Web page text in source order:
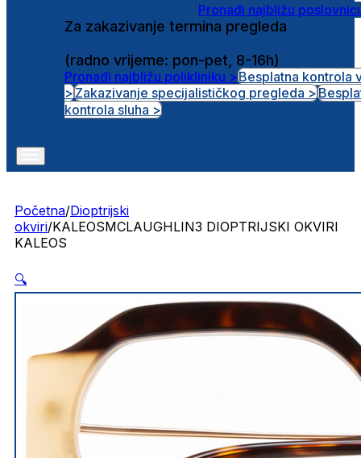
Pronađi najbližu
Za zakazivanje termina pregleda
(radno vrijeme: pon-pet, 8-16h)
Pronađi najbližu polikliniku >Besplatna kontrola
>Zakazivanje specijalističkog pregleda >
kontrola sluha >
Početna/Dioptrijski
okviri/KALEOSMCLAUGHLIN3 DIOPTRIJSKI OKVIRI
KALEOS
🔍